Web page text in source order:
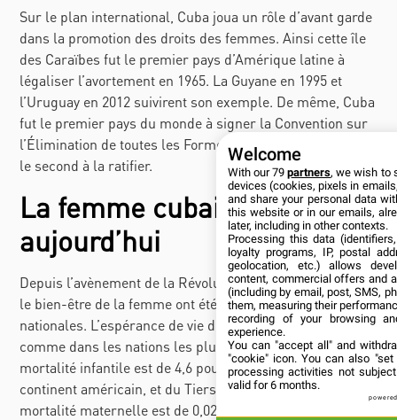
Sur le plan international, Cuba joua un rôle d’avant garde
dans la promotion des droits des femmes. Ainsi cette île
des Caraïbes fut le premier pays d’Amérique latine à
légaliser l’avortement en 1965. La Guyane en 1995 et
l’Uruguay en 2012 suivirent son exemple. De même, Cuba
fut le premier pays du monde à signer la Convention sur
l’Élimination de toutes les Formes de Discrimination, et
le second à la ratifier.
La femme cubaine
aujourd’hui
Depuis l’avènement de la Révolution cubaine, la santé et
le bien-être de la femme ont été érigés en priorités
nationales. L’espérance de vie des femmes est de 80 ans,
comme dans les nations les plus développées. Le taux de
mortalité infantile est de 4,6 pour mille, le plus bas du
continent américain, et du Tiers Monde. Le taux de
mortalité maternelle est de 0,02 %, le plus bas
Welcome
With our 79partners, we wish to
devices (cookies, pixels in
and share your personal data
this website or in our emails,
later, including in other contexts.
Processing this data
loyalty programs, IP, postal
geolocation, etc.) allows
content, commercial offers and
(including by email, post, SMS,
them, measuring their
recording of your browsing
experience.
You can "accept all" and
"cookie" icon. You can also
processing activities not
valid for 6 months.